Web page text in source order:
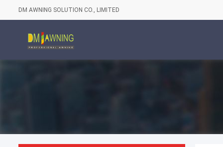
DM AWNING SOLUTION CO., LIMITED